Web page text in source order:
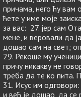
причама, него ћу вам
ћете у име моје
за вас: 27. јер сам
мене, и веровали да
дошао сам на свет;
29. Рекоше му
причу никакву не
треба да те ко пита.
31. Исус им
и већ је дошао, да се